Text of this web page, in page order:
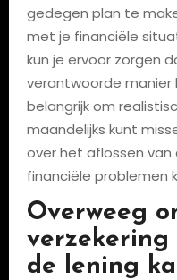
gedegen plan te
met je financiële
kun je ervoor zorgen
verantwoorde manier
belangrijk om
maandelijks kunt
over het aflossen van
financiële problemen
Overweeg
de lening